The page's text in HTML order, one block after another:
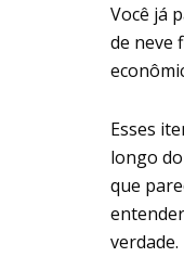
Você já
de neve
Esses
longo
que
verdade.